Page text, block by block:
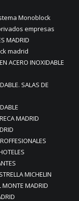
Monoblock
empresas
MADRID
madrid
ACERO INOXIDABLE
SALAS DE
MADRID
MICHELIN
MONTE MADRID